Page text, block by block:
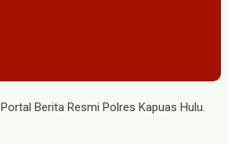
Portal Berita Resmi Polres Kapuas Hulu.